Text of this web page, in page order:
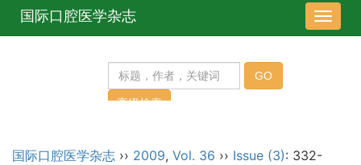
导
航
国际口腔医学杂志
国际口腔医学杂志 ›› 2009, Vol. 36 ›› Issue (3): 332-